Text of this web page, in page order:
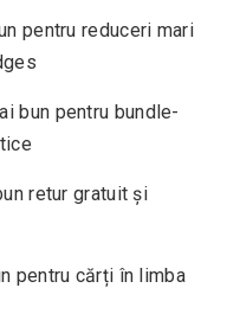
pentru reduceri mari
bun pentru bundle-
retur gratuit și
pentru cărți în limba